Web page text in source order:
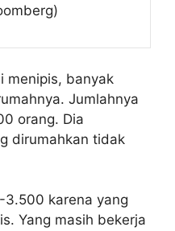
menipis, banyak
Jumlahnya
orang. Dia
dirumahkan tidak
3.500 karena yang
Yang masih bekerja